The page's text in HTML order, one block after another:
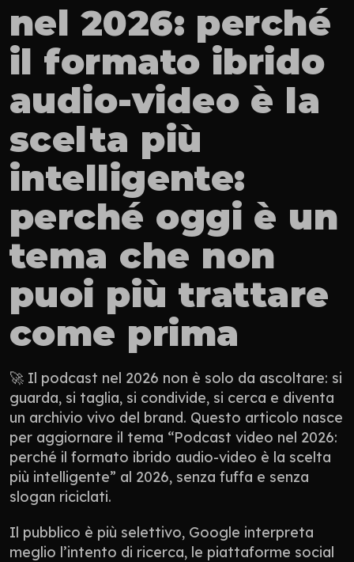
nel 2026: perché
il formato ibrido
audio-video è la
scelta più
intelligente:
perché oggi è un
tema che non
puoi più trattare
come prima
🚀 Il podcast nel 2026 non è solo da ascoltare: si
guarda, si taglia, si condivide, si cerca e diventa
un archivio vivo del brand. Questo articolo nasce
per aggiornare il tema “Podcast video nel 2026:
perché il formato ibrido audio-video è la scelta
più intelligente” al 2026, senza fuffa e senza
slogan riciclati.
Il pubblico è più selettivo, Google interpreta
meglio l’intento di ricerca, le piattaforme social